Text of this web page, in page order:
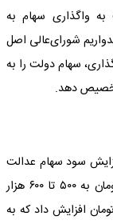
است از بودجه ۱۴۰۱ نسبت به واگذاری سهام به
شورای‌عالی اصل
سهام دولت را به
دهد.
سود سهام عدالت
داشت گفت: خوشبختانه دولت سود را از ۷۰ هزار تومان به ۵۰۰ تا ۶۰۰ هزار
اقشار به یک میلیون و۲۰۰ هزار تومان افزایش داد که به